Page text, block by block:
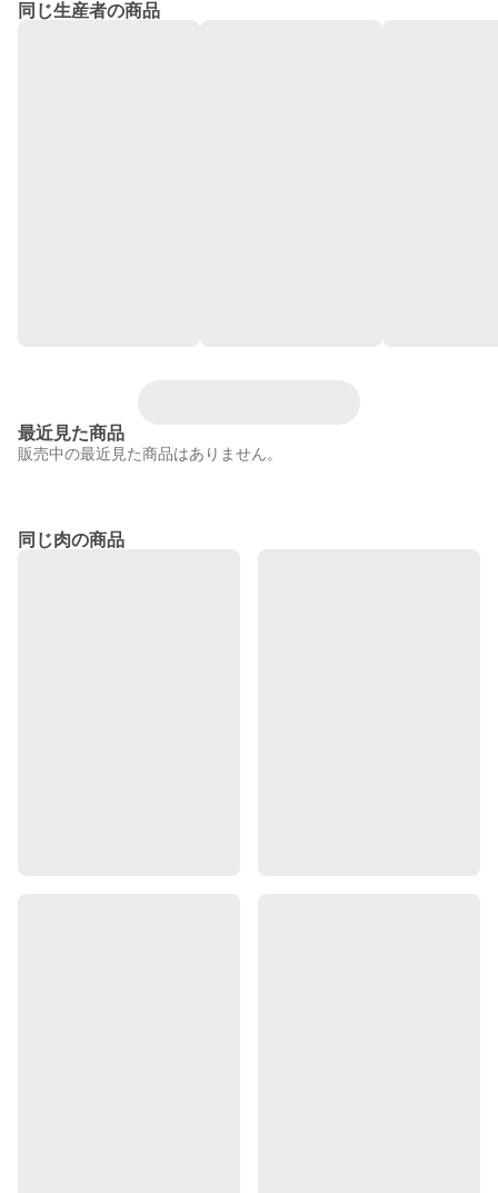
同じ生産者の商品
最近見た商品
販売中の最近見た商品はありません。
同じ肉の商品